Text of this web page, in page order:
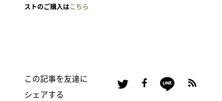
ストのご購入はこちら
この記事を友達に
シェアする